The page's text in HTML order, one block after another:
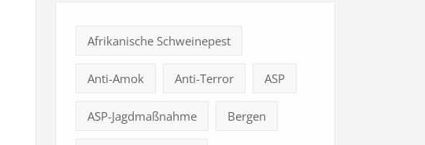
Afrikanische Schweinepest
Anti-Amok Anti-Terror ASP
ASP-Jagdmaßnahme Bergen